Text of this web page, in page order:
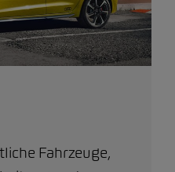
Fahrzeuge,